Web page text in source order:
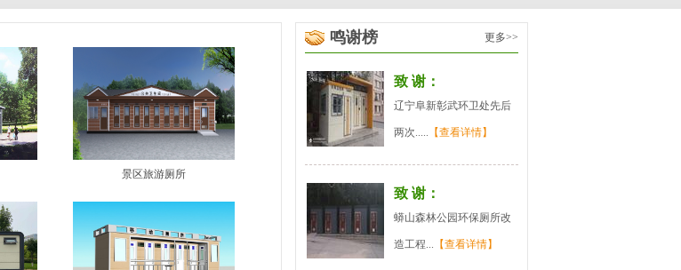
景区旅游厕所
更多>>
鸣谢榜
致 谢：
辽宁阜新彰武环卫处先后
两次..... 【查看详情】
致 谢：
蟒山森林公园环保厕所改
造工程... 【查看详情】